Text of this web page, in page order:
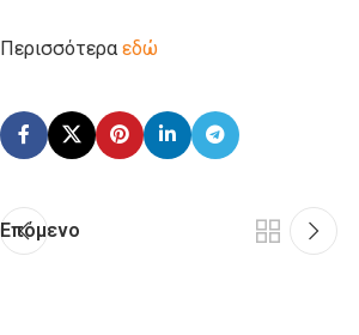
Περισσότερα εδώ
Επόμενο